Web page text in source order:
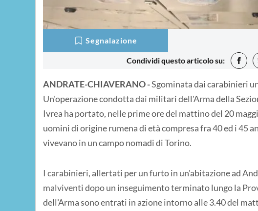
Segnalazione
Condividi questo articolo su:
ANDRATE-CHIAVERANO -Sgominata dai carabinieri
Un'operazione condotta dai militari dell'Arma della
Ivrea ha portato, nelle prime ore del mattino del 20
uomini di origine rumena di età compresa fra 40 ed i 45
vivevano in un campo nomadi di Torino.
I carabinieri, allertati per un furto in un'abitazione ad
malviventi dopo un inseguimento terminato lungo la
dell'Arma sono entrati in azione intorno alle 3.40 del